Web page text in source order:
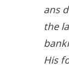
ans
the
His